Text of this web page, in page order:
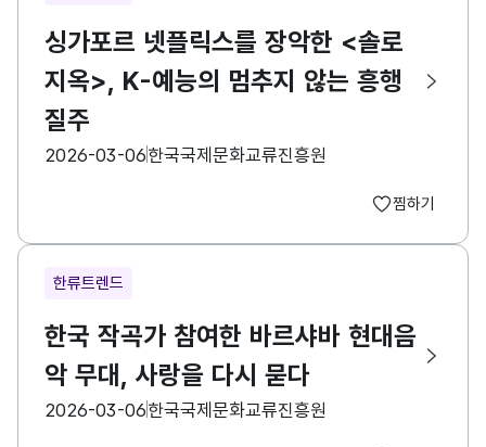
싱가포르 넷플릭스를 장악한 <솔로
지옥>, K-예능의 멈추지 않는 흥행
질주
등록일
2026-03-06수집기관한국국제문화교류진흥원
찜하기
한류트렌드
한국 작곡가 참여한 바르샤바 현대음
악 무대, 사랑을 다시 묻다
등록일
2026-03-06수집기관한국국제문화교류진흥원